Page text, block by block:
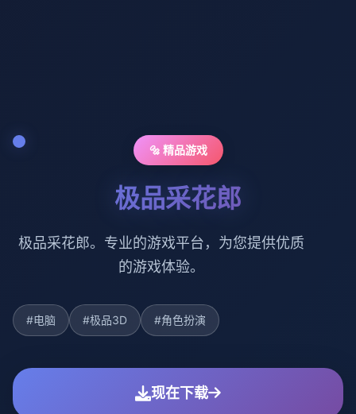
🔩 精品游戏
极品采花郎
极品采花郎。专业的游戏平台，为您提供优质
的游戏体验。
#电脑 #极品3D #角色扮演
现在下载